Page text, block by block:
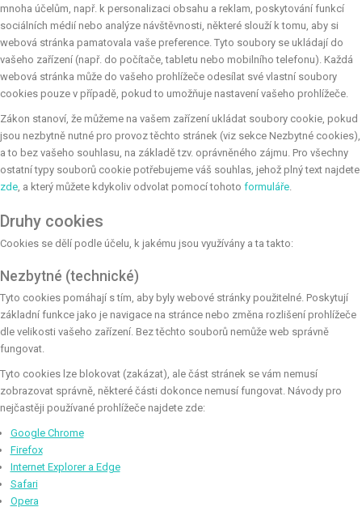
mnoha účelům, např. k personalizaci obsahu a reklam, poskytování funkcí
sociálních médií nebo analýze návštěvnosti, některé slouží k tomu, aby si
webová stránka pamatovala vaše preference. Tyto soubory se ukládají do
vašeho zařízení (např. do počítače, tabletu nebo mobilního telefonu). Každá
webová stránka může do vašeho prohlížeče odesílat své vlastní soubory
cookies pouze v případě, pokud to umožňuje nastavení vašeho prohlížeče.
Zákon stanoví, že můžeme na vašem zařízení ukládat soubory cookie, pokud
jsou nezbytně nutné pro provoz těchto stránek (viz sekce Nezbytné cookies),
a to bez vašeho souhlasu, na základě tzv. oprávněného zájmu. Pro všechny
ostatní typy souborů cookie potřebujeme váš souhlas, jehož plný text najdete
zde , a který můžete kdykoliv odvolat pomocí tohoto formuláře
Druhy cookies
Cookies se dělí podle účelu, k jakému jsou využívány a ta takto:
Nezbytné (technické)
Tyto cookies pomáhají s tím, aby byly webové stránky použitelné. Poskytují
základní funkce jako je navigace na stránce nebo změna rozlišení prohlížeče
dle velikosti vašeho zařízení. Bez těchto souborů nemůže web správně
fungovat.
Tyto cookies lze blokovat (zakázat), ale část stránek se vám nemusí
zobrazovat správně, některé části dokonce nemusí fungovat. Návody pro
nejčastěji používané prohlížeče najdete zde:
Google Chrome
Firefox
Internet Explorer a Edge
Safari
Opera